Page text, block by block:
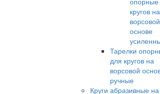
кругов на
ворсовой
основе
Тарелки
для кругов на
ворсовой
ручные
Круги абразивные на